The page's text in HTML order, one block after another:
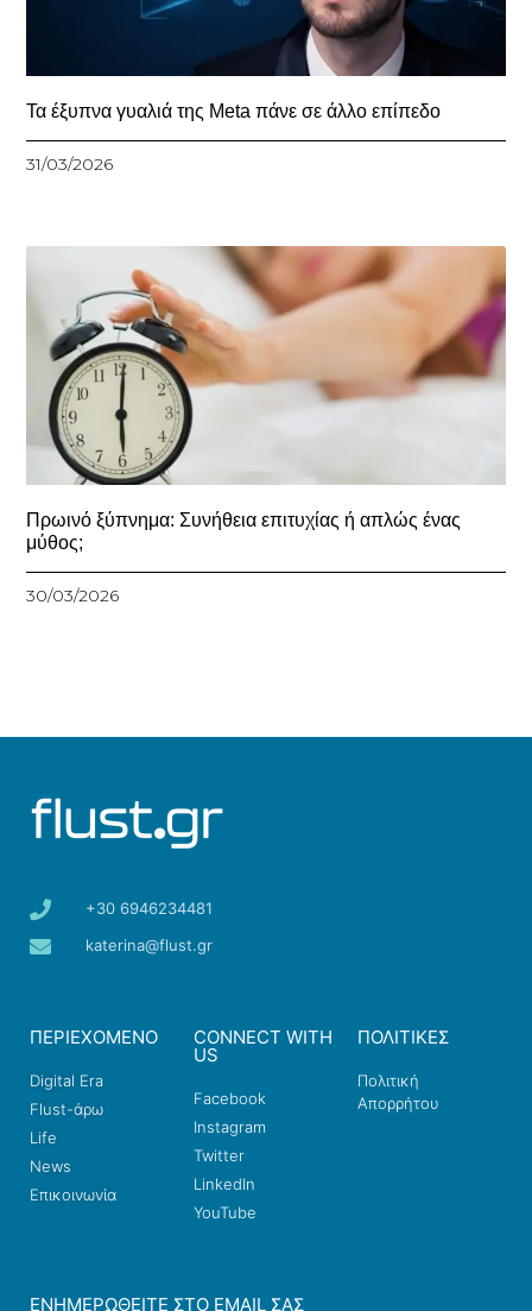
Τα έξυπνα γυαλιά της Meta πάνε σε άλλο επίπεδο
31/03/2026
Πρωινό ξύπνημα: Συνήθεια επιτυχίας ή απλώς ένας
μύθος;
30/03/2026
+30 6946234481
katerina@flust.gr
ΠΕΡΙΕΧΟΜΕΝΟ
Digital Era
Flust-άρω
Life
News
Επικοινωνία
CONNECT WITH
US
Facebook
Instagram
Twitter
LinkedIn
YouTube
ΠΟΛΙΤΙΚΕΣ
Πολιτική
Απορρήτου
ΕΝΗΜΕΡΩΘΕΊΤΕ ΣΤΟ EMAIL ΣΑΣ